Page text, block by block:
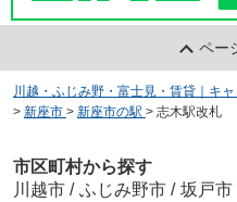
ペー
川越・ふじみ野・富士見・賃貸｜キ
> 新座市 > 新座市の駅 > 志木駅改札
市区町村から探す
川越市 / ふじみ野市 / 坂戸市